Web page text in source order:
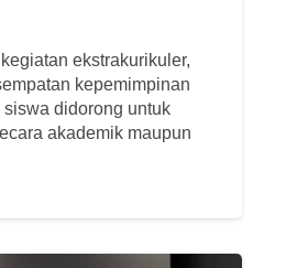
ekstrakurikuler,
kepemimpinan
didorong untuk
akademik maupun